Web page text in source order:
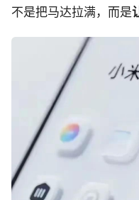
不是把马达拉满，而是